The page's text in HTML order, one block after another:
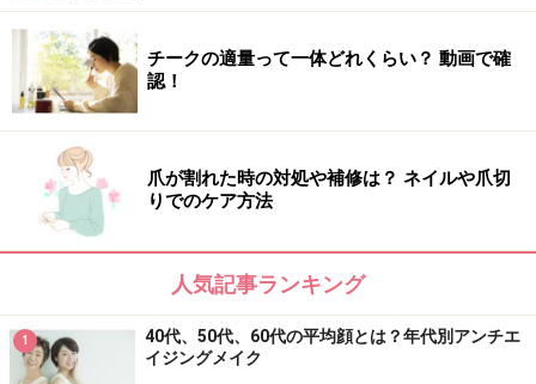
孤独を感じたり、淋しいなと思ったら、一人でいるのを
やめて、誰かと話をしたり、人と会うことで気持ちを切
り替えるようにしましょう。
人に会うのが面倒→外出しない→オシャレもお化粧もし
ない→見た目が老化…
て、見た目も老化してしまうという悪いスパイラルを断
ここで大切なアドバイス。もしあなたの心が元気のない
チークの適量って一体どれくらい？ 動画で確
認！
爪が割れた時の対処や補修は？ ネイルや爪切
りでのケア方法
人気記事ランキング
1
40代、50代、60代の平均顔とは？年代別アンチエ
イジングメイク